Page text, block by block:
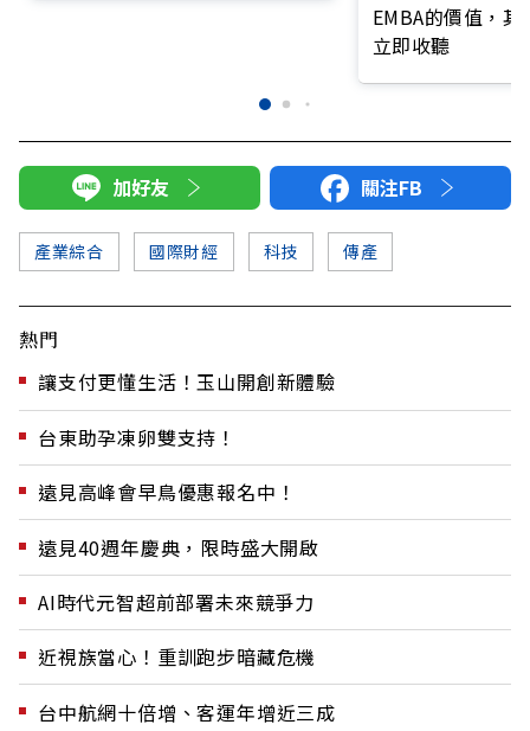
EMBA的價值，
立即收聽
加好友 關注FB
產業綜合 國際財經 科技 傳產
熱門
讓支付更懂生活！玉山開創新體驗
台東助孕凍卵雙支持！
遠見高峰會早鳥優惠報名中！
遠見40週年慶典，限時盛大開啟
AI時代元智超前部署未來競爭力
近視族當心！重訓跑步暗藏危機
台中航網十倍增、客運年增近三成